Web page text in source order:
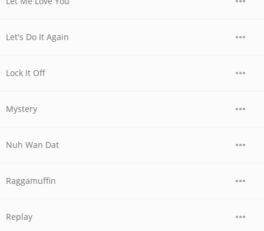
Let's Do It Again
Lock It Off
Mystery
Nuh Wan Dat
Raggamuffin
Replay